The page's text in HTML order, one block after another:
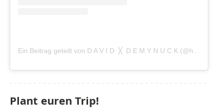
Ein Beitrag geteilt von D A V I D ╳ D E M Y N U C K (@hero.traveling)
Plant euren Trip!